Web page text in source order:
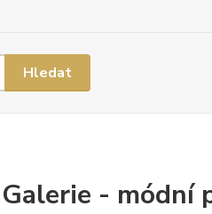
Hledat
Galerie - módní